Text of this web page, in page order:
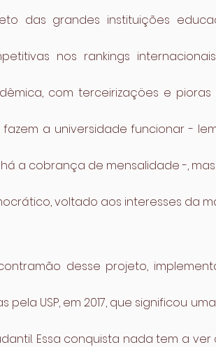
das grandes instituições
nos rankings
com terceirizaçöes e
a universidade funcionar -
há a cobrança de mensalidade -,
voltado aos interesses da
desse projeto,
pela USP, em 2017, que significou
Essa conquista nada tem a